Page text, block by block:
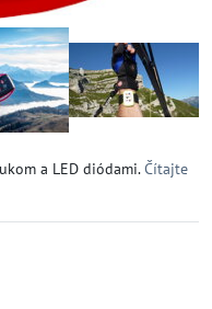
a LED diódami.Čítajte